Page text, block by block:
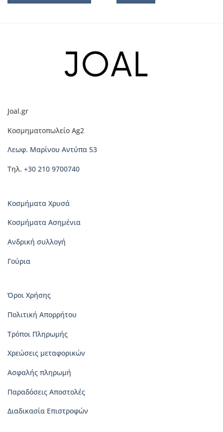
πολλαπλές
παραλλαγές.
Οι
Joal.gr
Κοσμηματοπωλείο Ag2
Λεωφ. Μαρίνου Αντύπα 53
Τηλ. +30 210 9700740
Κοσμήματα Χρυσά
Κοσμήματα Ασημένια
Ανδρική συλλογή
Γούρια
Όροι Χρήσης
Πολιτική Απορρήτου
Τρόποι Πληρωμής
Χρεώσεις μεταφορικών
Ασφαλής πληρωμή
Παραδόσεις Αποστολές
Διαδικασία Επιστροφών